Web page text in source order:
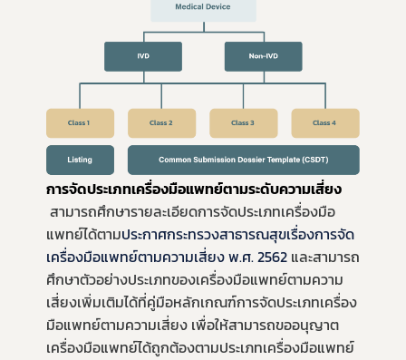
การจัดประเภทเครื่องมือแพทย์ตามระดับความเสี่ยง
แพทย์ได้ตามประกาศกระทรวงสาธารณสุขเรื่องการจัด
เครื่องมือแพทย์ตามความเสี่ยง พ.ศ. 2562 และสามารถ
ศึกษาตัวอย่างประเภทของเครื่องมือแพทย์ตามความ
เสี่ยงเพิ่มเติมได้ที่คู่มือหลักเกณฑ์การจัดประเภทเครื่อง
มือแพทย์ตามความเสี่ยง เพื่อให้สามารถขออนุญาต
เครื่องมือแพทย์ได้ถูกต้องตามประเภทเครื่องมือแพทย์